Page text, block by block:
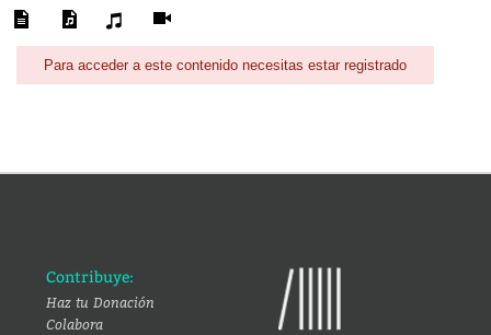
Para acceder a este contenido necesitas estar registrado
Contribuye:
Haz tu Donación
Colabora